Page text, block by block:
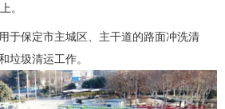
。
于保定市主城区、主干道的路面冲洗清
垃圾清运工作。